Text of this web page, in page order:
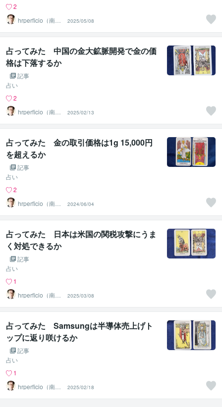
2
hrperficio（南仙
台の父）
2025/05/08
占ってみた 中国の金大鉱脈開発で金の価
格は下落するか
記事
占い
2
hrperficio（南仙
台の父）
2025/02/13
占ってみた 金の取引価格は1g 15,000円
を超えるか
記事
占い
2
hrperficio（南仙
台の父）
2024/06/04
占ってみた 日本は米国の関税攻撃にうま
く対処できるか
記事
占い
1
hrperficio（南仙
台の父）
2025/03/08
占ってみた Samsungは半導体売上げト
ップに返り咲けるか
記事
占い
1
hrperficio（南仙
台の父）
2025/02/18